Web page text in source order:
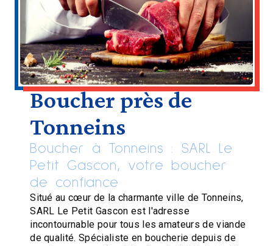
Boucher près de
Tonneins
Boucher à Tonneins : SARL Le
Petit Gascon, votre boucher
de confiance
Situé au cœur de la charmante ville de Tonneins,
SARL Le Petit Gascon est l'adresse
incontournable pour tous les amateurs de viande
de qualité. Spécialiste en boucherie depuis de